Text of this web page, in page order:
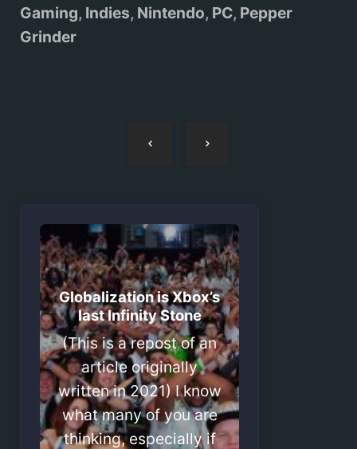
Gaming, Indies, Nintendo, PC, Pepper
Grinder
Globalization is Xbox’s
last Infinity Stone
(This is a repost of an
article originally
written in 2021) I know
what many of you are
thinking, especially if